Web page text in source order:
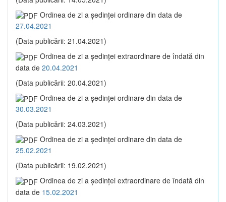
Ordinea de zi a şedinţei ordinare din data de
27.04.2021
(Data publicării: 21.04.2021)
Ordinea de zi a şedinţei extraordinare de îndată din
data de 20.04.2021
(Data publicării: 20.04.2021)
Ordinea de zi a şedinţei ordinare din data de
30.03.2021
(Data publicării: 24.03.2021)
Ordinea de zi a şedinţei ordinare din data de
25.02.2021
(Data publicării: 19.02.2021)
Ordinea de zi a şedinţei extraordinare de îndată din
data de 15.02.2021